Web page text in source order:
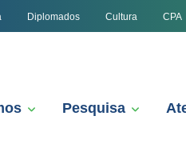
Diplomados Cultura CPA
Pesquisa